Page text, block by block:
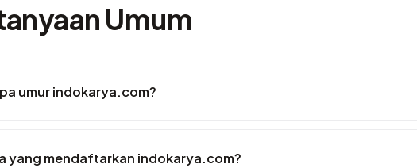
Umum
umur indokarya.com?
yang mendaftarkan indokarya.com?